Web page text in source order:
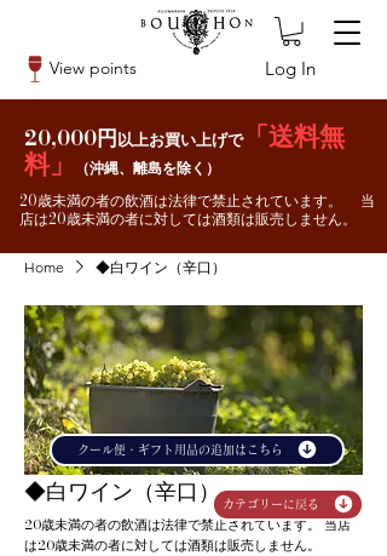
View points Log In
20,000円以上お買い上げで「送料無
料」
（沖縄、離島を除く）
20歳未満の者の飲酒は法律で禁止されています。 当
店は20歳未満の者に対しては酒類は販売しません。
Home ◆白ワイン（辛口）
◆白ワイン（辛口）
20歳未満の者の飲酒は法律で禁止されています。 当店
は20歳未満の者に対しては酒類は販売しません。
クール便・ギフト用品の追加はこちら
カテゴリーに戻る